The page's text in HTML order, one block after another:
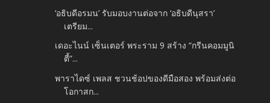
‘อธิบดีอรมน’ รับมอบงานต่อจาก ‘อธิบดีนุสรา’
เตรียม...
เดอะไนน์ เซ็นเตอร์ พระราม 9 สร้าง “กรีนคอมมูนิ
ตี้”...
พาราไดซ์ เพลส ชวนช้อปของดีมือสอง พร้อมส่งต่อ
โอกาสก...